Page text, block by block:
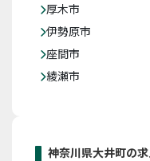
厚木市
伊勢原市
座間市
綾瀬市
神奈川県大井町の